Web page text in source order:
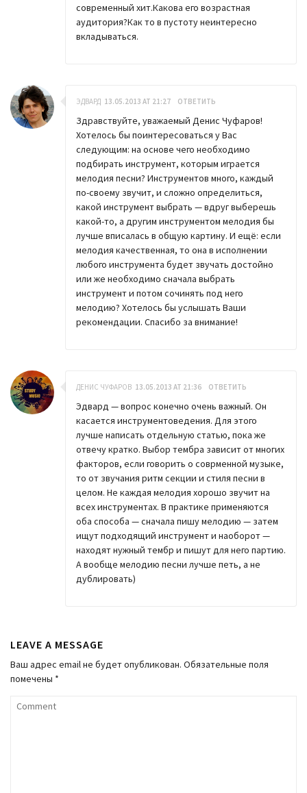
современный хит.Какова его возрастная
аудитория?Как то в пустоту неинтересно
вкладываться.
ЭДВАРД 13.05.2013 AT 21:27 ОТВЕТИТЬ
Здравствуйте, уважаемый Денис Чуфаров!
Хотелось бы поинтересоваться у Вас
следующим: на основе чего необходимо
подбирать инструмент, которым играется
мелодия песни? Инструментов много, каждый
по-своему звучит, и сложно определиться,
какой инструмент выбрать — вдруг выберешь
какой-то, а другим инструментом мелодия бы
лучше вписалась в общую картину. И ещё: если
мелодия качественная, то она в исполнении
любого инструмента будет звучать достойно
или же необходимо сначала выбрать
инструмент и потом сочинять под него
мелодию? Хотелось бы услышать Ваши
рекомендации. Спасибо за внимание!
ДЕНИС ЧУФАРОВ 13.05.2013 AT 21:36 ОТВЕТИТЬ
Эдвард — вопрос конечно очень важный. Он
касается инструментоведения. Для этого
лучше написать отдельную статью, пока же
отвечу кратко. Выбор тембра зависит от многих
факторов, если говорить о соврменной музыке,
то от звучания ритм секции и стиля песни в
целом. Не каждая мелодия хорошо звучит на
всех инструментах. В практике применяются
оба способа — сначала пишу мелодию — затем
ищут подходящий инструмент и наоборот —
находят нужный тембр и пишут для него партию.
А вообще мелодию песни лучше петь, а не
дублировать)
LEAVE A MESSAGE
Ваш адрес email не будет опубликован. Обязательные поля
помечены *